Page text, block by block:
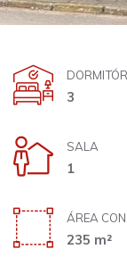
3
SALA
1
ÁREA
235 m²